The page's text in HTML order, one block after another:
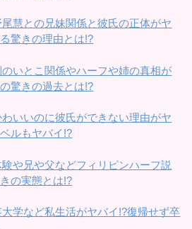
慧との兄妹関係と彼氏の正体がヤ
驚きの理由とは!?
のいとこ関係やハーフや姉の真相が
驚きの過去とは!?
いいのに彼氏ができない理由がヤ
ルもヤバイ!?
や兄や父などフィリピンハーフ説
の実態とは!?
学など私生活がヤバイ!?復帰せず卒